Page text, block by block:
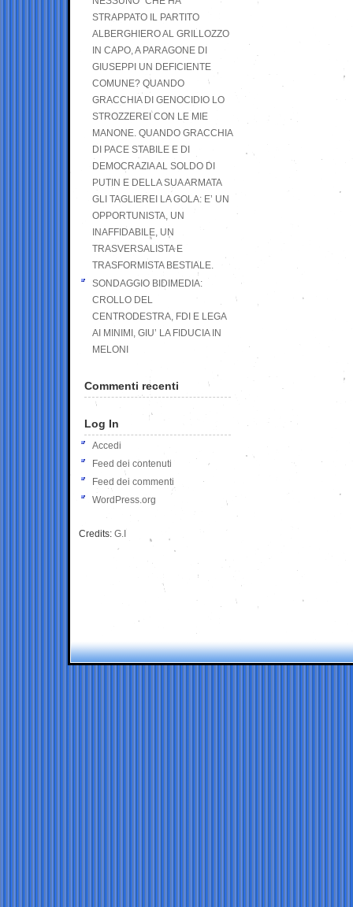
STRAPPATO IL PARTITO
ALBERGHIERO AL GRILLOZZO
IN CAPO, A PARAGONE DI
GIUSEPPI UN DEFICIENTE
COMUNE? QUANDO
GRACCHIA DI GENOCIDIO LO
STROZZEREI CON LE MIE
MANONE. QUANDO GRACCHIA
DI PACE STABILE E DI
DEMOCRAZIA AL SOLDO DI
PUTIN E DELLA SUA ARMATA
GLI TAGLIEREI LA GOLA: E’ UN
OPPORTUNISTA, UN
INAFFIDABILE, UN
TRASVERSALISTA E
TRASFORMISTA BESTIALE.
SONDAGGIO BIDIMEDIA:
CROLLO DEL
CENTRODESTRA, FDI E LEGA
AI MINIMI, GIU’ LA FIDUCIA IN
MELONI
Commenti recenti
Log In
Accedi
Feed dei contenuti
Feed dei commenti
WordPress.org
Credits: G.I